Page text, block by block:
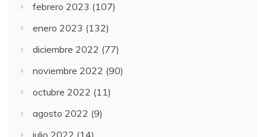
febrero 2023 (107)
enero 2023 (132)
diciembre 2022 (77)
noviembre 2022 (90)
octubre 2022 (11)
agosto 2022 (9)